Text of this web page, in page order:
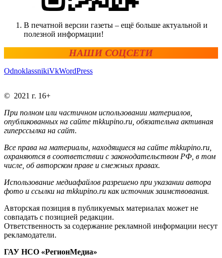
В печатной версии газеты – ещё больше актуальной и
полезной информации!
НАШИ СОЦСЕТИ
OdnoklassnikiVkWordPress
© 2021 г. 16+
При полном или частичном использовании материалов,
опубликованных на сайте mkkupino.ru, обязательна активная
гиперссылка на сайт.
Все права на материалы, находящиеся на сайте mkkupino.ru,
охраняются в соответствии с законодательством РФ, в том
числе, об авторском праве и смежных правах.
Использование медиафайлов разрешено при указании автора
фото и ссылки на mkkupino.ru как источник заимствования.
Авторская позиция в публикуемых материалах может не
совпадать с позицией редакции.
Ответственность за содержание рекламной информации несут
рекламодатели.
ГАУ НСО «РегионМедиа»